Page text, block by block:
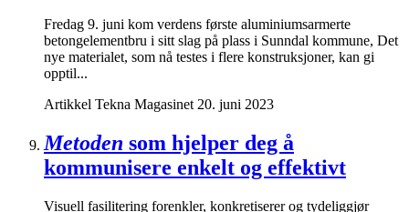
Fredag 9. juni kom verdens første aluminiumsarmerte
betongelementbru i sitt slag på plass i Sunndal kommune, Det
nye materialet, som nå testes i flere konstruksjoner, kan gi
opptil...
Artikkel Tekna Magasinet 20. juni 2023
Metoden som hjelper deg å
kommunisere enkelt og effektivt
Visuell fasilitering forenkler, konkretiserer og tydeliggjør